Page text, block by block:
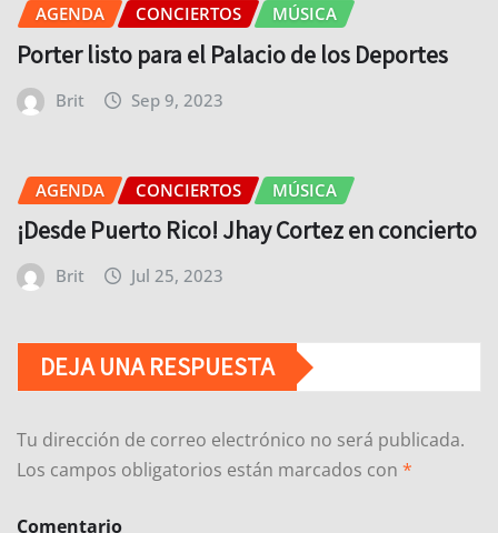
AGENDA CONCIERTOS MÚSICA
Porter listo para el Palacio de los Deportes
Brit Sep 9, 2023
AGENDA CONCIERTOS MÚSICA
¡Desde Puerto Rico! Jhay Cortez en concierto
Brit Jul 25, 2023
DEJA UNA RESPUESTA
Tu dirección de correo electrónico no será publicada.
Los campos obligatorios están marcados con *
Comentario